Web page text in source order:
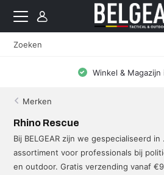
Winkel & Magazijn
Merken
Rhino Rescue
Bij BELGEAR zijn we gespecialiseerd
assortiment voor professionals bij
en outdoor. Gratis verzending vanaf